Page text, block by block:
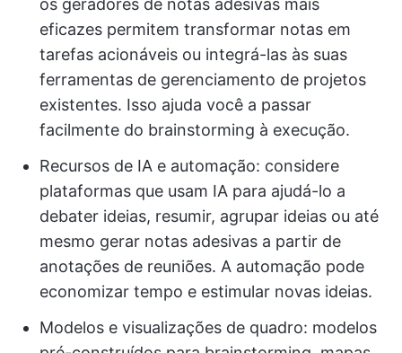
os geradores de notas adesivas mais
eficazes permitem transformar notas em
tarefas acionáveis ou integrá-las às suas
ferramentas de gerenciamento de projetos
existentes. Isso ajuda você a passar
facilmente do brainstorming à execução.
Recursos de IA e automação: considere
plataformas que usam IA para ajudá-lo a
debater ideias, resumir, agrupar ideias ou até
mesmo gerar notas adesivas a partir de
anotações de reuniões. A automação pode
economizar tempo e estimular novas ideias.
Modelos e visualizações de quadro: modelos